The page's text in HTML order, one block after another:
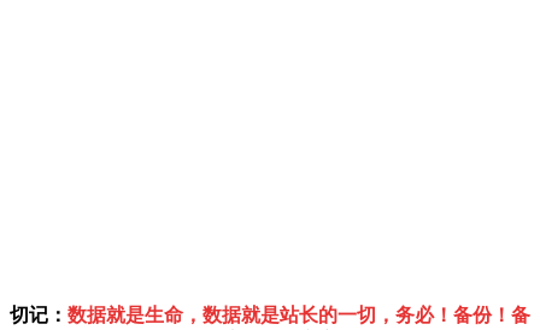
切记： 数据就是生命，数据就是站长的一切，务必！备份！备